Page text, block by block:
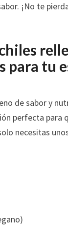
¡No te
para tu
de sabor y
perfecta para
necesitas